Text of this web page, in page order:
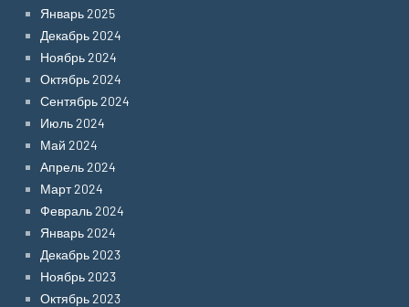
Январь 2025
Декабрь 2024
Ноябрь 2024
Октябрь 2024
Сентябрь 2024
Июль 2024
Май 2024
Апрель 2024
Март 2024
Февраль 2024
Январь 2024
Декабрь 2023
Ноябрь 2023
Октябрь 2023